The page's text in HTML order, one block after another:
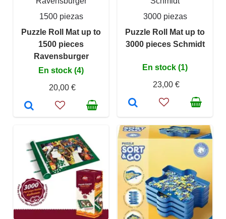
1500 piezas
Puzzle Roll Mat up to
1500 pieces
Ravensburger
En stock (4)
20,00 €
3000 piezas
Puzzle Roll Mat up to
3000 pieces Schmidt
En stock (1)
23,00 €